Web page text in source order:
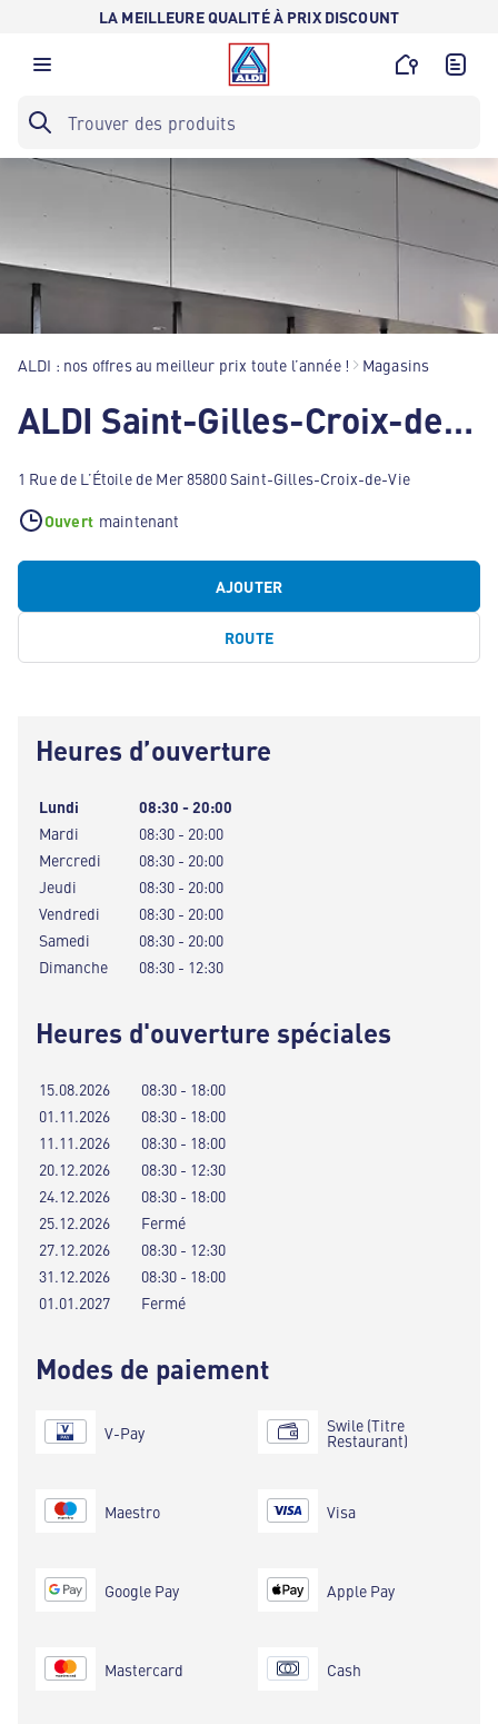
LA MEILLEURE QUALITÉ À PRIX DISCOUNT
ALDI : nos offres au meilleur prix toute l’année ! Magasins
ALDI Saint-Gilles-Croix-de-Vie
1 Rue de L’Étoile de Mer 85800 Saint-Gilles-Croix-de-Vie
Ouvert maintenant
AJOUTER
ROUTE
Heures d’ouverture
Lundi
08:30 - 20:00
Mardi
08:30 - 20:00
Mercredi
08:30 - 20:00
Jeudi
08:30 - 20:00
Vendredi
08:30 - 20:00
Samedi
08:30 - 20:00
Dimanche
08:30 - 12:30
Heures d'ouverture spéciales
15.08.2026
08:30 - 18:00
01.11.2026
08:30 - 18:00
11.11.2026
08:30 - 18:00
20.12.2026
08:30 - 12:30
24.12.2026
08:30 - 18:00
25.12.2026
Fermé
27.12.2026
08:30 - 12:30
31.12.2026
08:30 - 18:00
01.01.2027
Fermé
Modes de paiement
V-Pay
Maestro
Google Pay
Mastercard
Swile (Titre
Restaurant)
Visa
Apple Pay
Cash